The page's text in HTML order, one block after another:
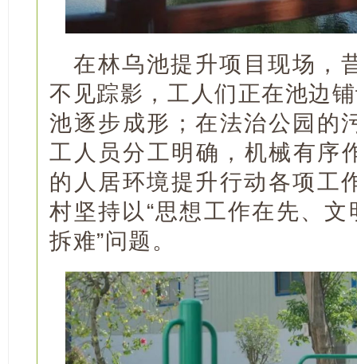
在林乌池提升项目现场，
不见踪影，工人们正在池边
池逐步成形；在法治公园的
工人员分工明确，机械有
的人居环境提升行动各项工
村坚持以“思想工作在先、文
拆难”问题。